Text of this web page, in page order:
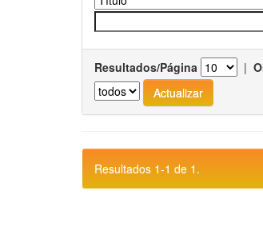
Resultados/Página |
Resultados 1-1 de 1.